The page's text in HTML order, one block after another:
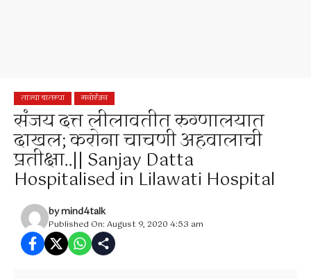
ताज्या बातम्या मनोरंजन
संजय दत्त लीलावतीत रुग्णालयात
दाखल; करोना चाचणी अहवालाची
प्रतीक्षा..|| Sanjay Datta
Hospitalised in Lilawati Hospital
bymind4talk
Published On: August 9, 2020 4:53 am